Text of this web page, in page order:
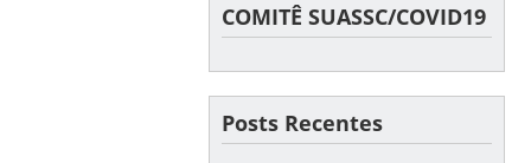
COMITÊ SUASSC/COVID19
Posts Recentes